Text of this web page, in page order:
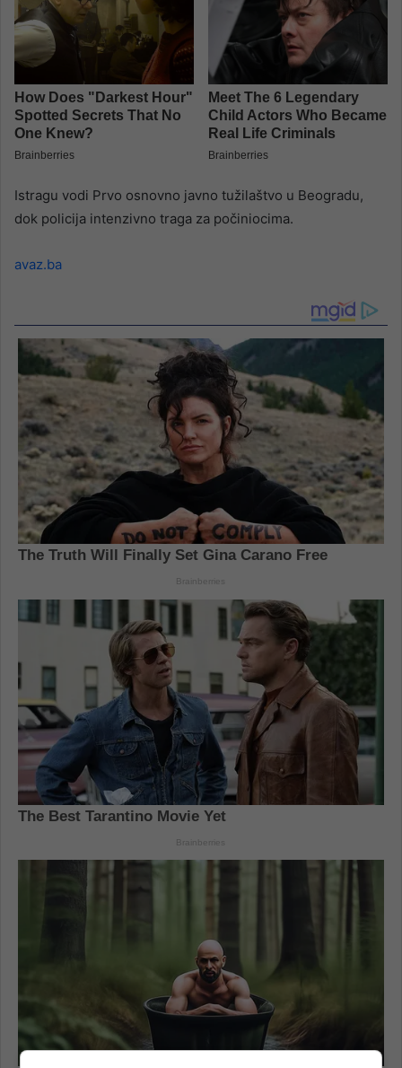
Istragu vodi Prvo osnovno javno tužilaštvo u Beogradu,
dok policija intenzivno traga za počiniocima.
avaz.ba